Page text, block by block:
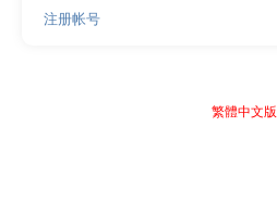
注册帐号
繁體中文版